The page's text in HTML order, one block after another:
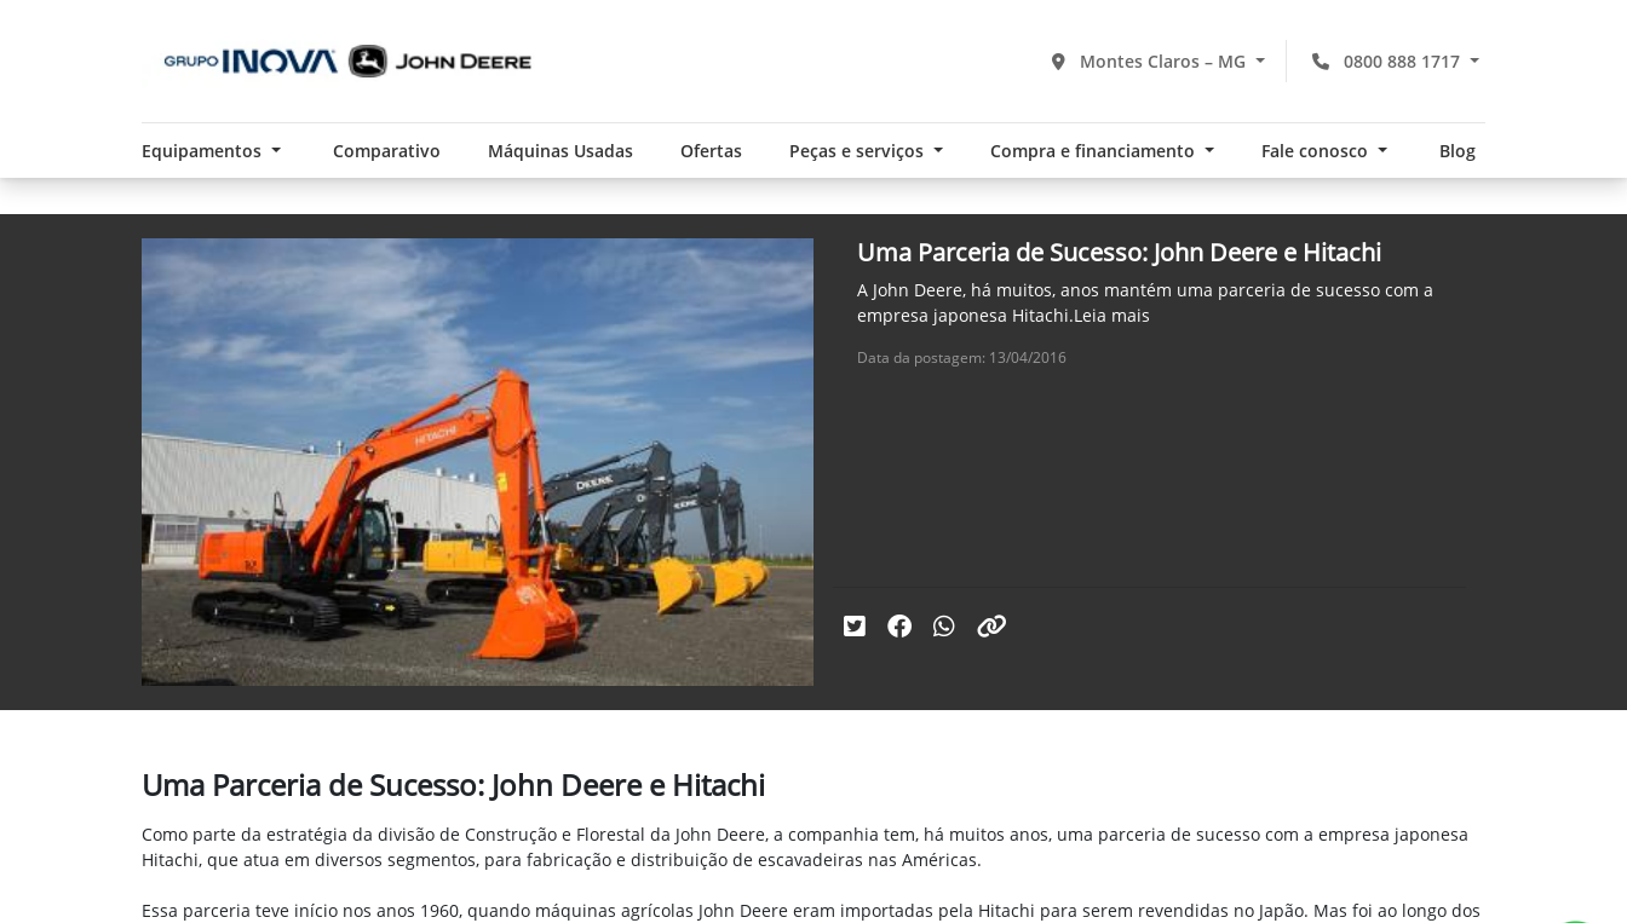
0800 888 1717
Montes Claros – MG
Equipamentos Comparativo Máquinas Usadas Ofertas Peças e serviços Compra e financiamento Fale conosco Blog
Uma Parceria de Sucesso: John Deere e Hitachi
A John Deere, há muitos, anos mantém uma parceria de sucesso com a
empresa japonesa Hitachi.Leia mais
Data da postagem: 13/04/2016
Uma Parceria de Sucesso: John Deere e Hitachi
Como parte da estratégia da divisão de Construção e Florestal da John Deere, a companhia tem, há muitos anos, uma parceria de sucesso com a empresa japonesa
Hitachi, que atua em diversos segmentos, para fabricação e distribuição de escavadeiras nas Américas.
Essa parceria teve início nos anos 1960, quando máquinas agrícolas John Deere eram importadas pela Hitachi para serem revendidas no Japão. Mas foi ao longo dos